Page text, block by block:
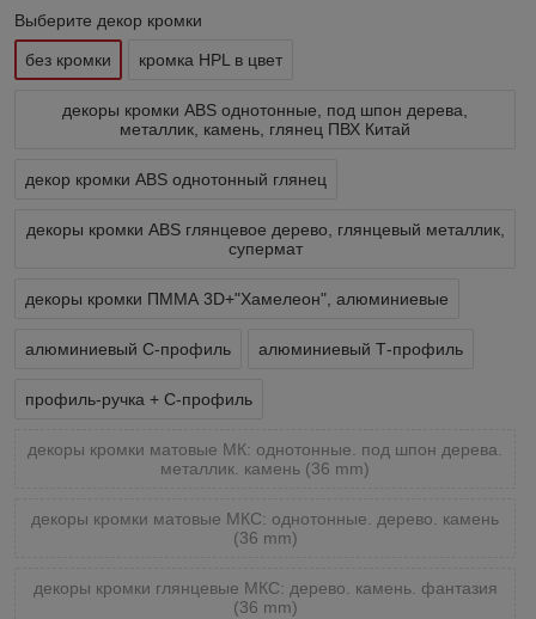
Выберите декор кромки
без кромки кромка HPL в цвет
декоры кромки ABS однотонные, под шпон дерева,
металлик, камень, глянец ПВХ Китай
декор кромки ABS однотонный глянец
декоры кромки ABS глянцевое дерево, глянцевый металлик,
супермат
декоры кромки ПММА 3D+"Хамелеон", алюминиевые
алюминиевый С-профиль алюминиевый Т-профиль
профиль-ручка + С-профиль
декоры кромки матовые МК: однотонные. под шпон дерева.
металлик. камень (36 mm)
декоры кромки матовые МКС: однотонные. дерево. камень
(36 mm)
декоры кромки глянцевые МКС: дерево. камень. фантазия
(36 mm)